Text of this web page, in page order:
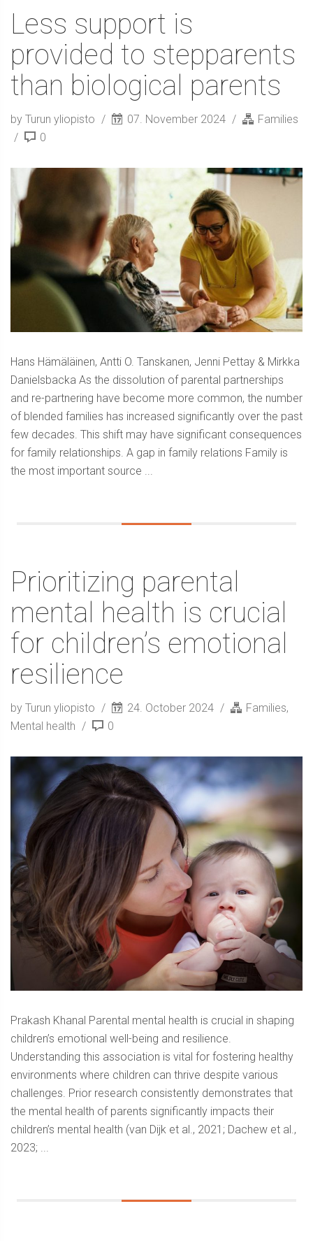
Less support is
provided to stepparents
than biological parents
by Turun yliopisto 07. November 2024
Families
0
Hans Hämäläinen, Antti O. Tanskanen, Jenni Pettay & Mirkka
Danielsbacka As the dissolution of parental partnerships
and re-partnering have become more common, the number
of blended families has increased significantly over the past
few decades. This shift may have significant consequences
for family relationships. A gap in family relations Family is
the most important source ...
Prioritizing parental
mental health is crucial
for children’s emotional
resilience
by Turun yliopisto 24. October 2024 Families,
Mental health
0
Prakash Khanal Parental mental health is crucial in shaping
children’s emotional well-being and resilience.
Understanding this association is vital for fostering healthy
environments where children can thrive despite various
challenges. Prior research consistently demonstrates that
the mental health of parents significantly impacts their
children’s mental health (van Dijk et al., 2021; Dachew et al.,
2023; ...